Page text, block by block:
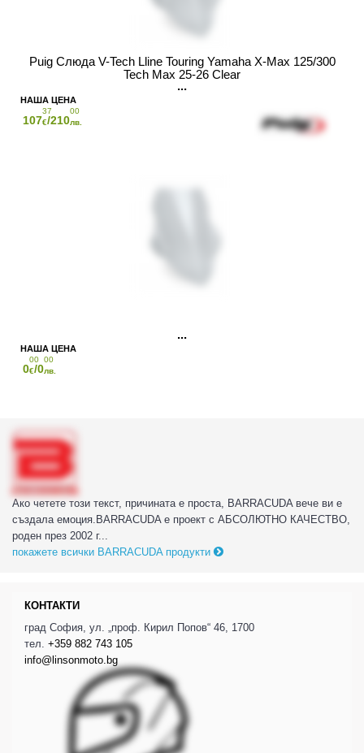
Ако четете този текст, причината е проста, BARRACUDA вече ви е
създала емоция.BARRACUDA е проект с АБСОЛЮТНО КАЧЕСТВО,
роден през 2002 г...
покажете всички BARRACUDA продукти
Puig Слюда V-Tech Lline Touring Yamaha X-Max 125/300
Tech Max 25-26 Clear
107
37
€/210
00
лв.
0
00
€/0
00
лв.
КОНТАКТИ
град София, ул. „проф. Кирил Попов“ 46, 1700
тел. +359 882 743 105
info@linsonmoto.bg